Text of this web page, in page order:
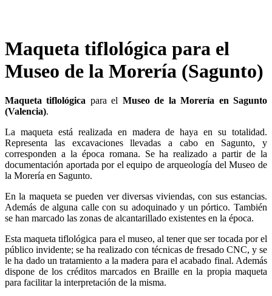
Maqueta tiflológica para el
Museo de la Morería (Sagunto)
Maqueta tiflológica para el Museo de la Morería en Sagunto
(Valencia).
La maqueta está realizada en madera de haya en su totalidad.
Representa las excavaciones llevadas a cabo en Sagunto, y
corresponden a la época romana. Se ha realizado a partir de la
documentación aportada por el equipo de arqueología del Museo de
la Morería en Sagunto.
En la maqueta se pueden ver diversas viviendas, con sus estancias.
Además de alguna calle con su adoquinado y un pórtico. También
se han marcado las zonas de alcantarillado existentes en la época.
Esta maqueta tiflológica para el museo, al tener que ser tocada por el
público invidente; se ha realizado con técnicas de fresado CNC, y se
le ha dado un tratamiento a la madera para el acabado final. Además
dispone de los créditos marcados en Braille en la propia maqueta
para facilitar la interpretación de la misma.